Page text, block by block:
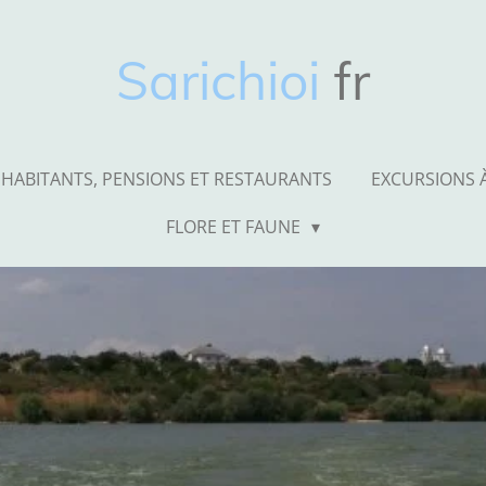
Sarichioi fr
HABITANTS, PENSIONS ET RESTAURANTS
EXCURSIONS
FLORE ET FAUNE